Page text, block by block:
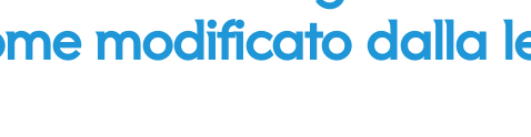
modificato dalla